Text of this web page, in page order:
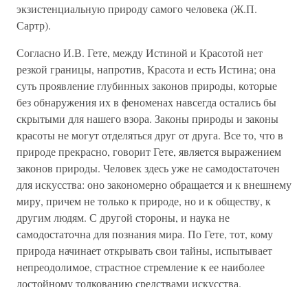
экзистенциальную природу самого человека (Ж.П.
Сартр).
Согласно И.В. Гете, между Истиной и Красотой нет
резкой границы, напротив, Красота и есть Истина; она
суть проявление глубинных законов природы, которые
без обнаружения их в феноменах навсегда остались бы
скрытыми для нашего взора. Законы природы и законы
красоты не могут отделяться друг от друга. Все то, что в
природе прекрасно, говорит Гете, является выражением
законов природы. Человек здесь уже не самодостаточен
для искусства: оно закономерно обращается и к внешнему
миру, причем не только к природе, но и к обществу, к
другим людям. С другой стороны, и наука не
самодостаточна для познания мира. По Гете, тот, кому
природа начинает открывать свои тайны, испытывает
непреодолимое, страстное стремление к ее наиболее
достойному толкованию средствами искусства.